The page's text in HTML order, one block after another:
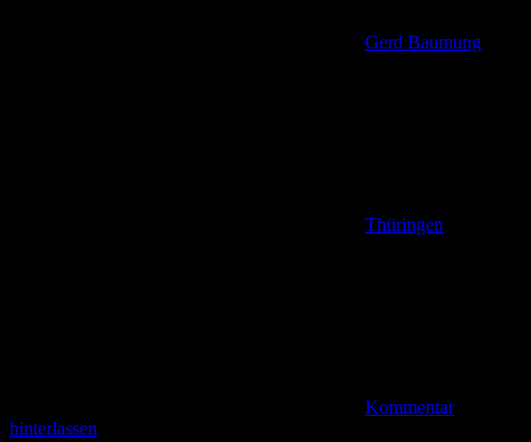
Gerd Baumung
Thüringen
Kommentar
hinterlassen